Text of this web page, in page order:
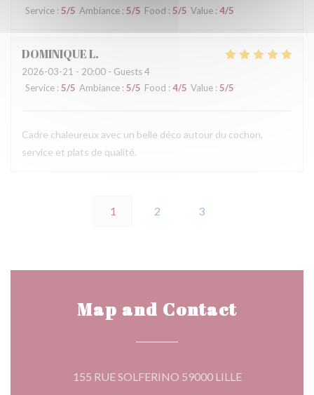
Service : 5/5 Ambiance : 5/5 Food : 5/5 Value : 4/5
DOMINIQUEL
2026-03-21 - 20:00 - Guests 4
Service : 5/5 Ambiance : 5/5 Food : 4/5 Value : 5/5
Cadre chaleureux avec un belle déco autour du cochon,
service et plats de qualité.
1 2 3
Map and Contact
155 RUE SOLFERINO 59000 LILLE((opens in a